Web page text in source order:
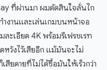
ที่ผ่านมา ผมตัดสินใจลั่นไก
งานและเล่นเกมบนหน้าจอ
ะเอียด 4K พร้อมรีเฟรชเรท
วังไว้เสียอีก แม้มันจะไม่
ยดายที่ไม่ได้ซื้อมันให้เร็วกว่า